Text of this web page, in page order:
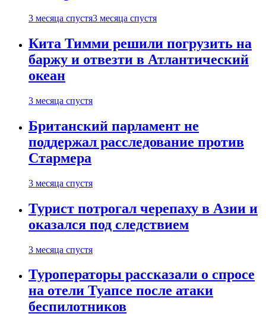
3 месяца спустя3 месяца спустя
Кита Тимми решили погрузить на
баржу и отвезти в Атлантический
океан
3 месяца спустя
Британский парламент не
поддержал расследование против
Стармера
3 месяца спустя
Турист потрогал черепаху в Азии и
оказался под следствием
3 месяца спустя
Туроператоры рассказали о спросе
на отели Туапсе после атаки
беспилотников